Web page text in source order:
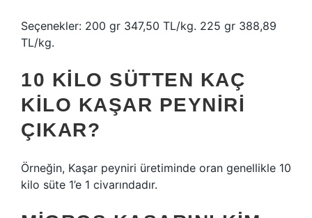
Seçenekler: 200 gr 347,50 TL/kg. 225 gr 388,89
TL/kg.
10 KILO SÜTTEN KAÇ
KILO KAŞAR PEYNIRI
ÇIKAR?
Örneğin, Kaşar peyniri üretiminde oran genellikle 10
kilo süte 1’e 1 civarındadır.